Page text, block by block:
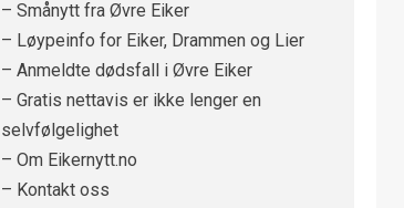
– Smånytt fra Øvre Eiker
– Løypeinfo for Eiker, Drammen og Lier
– Anmeldte dødsfall i Øvre Eiker
– Gratis nettavis er ikke lenger en
selvfølgelighet
– Om Eikernytt.no
– Kontakt oss